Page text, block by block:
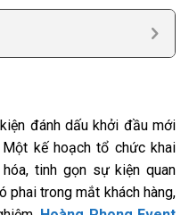
đánh dấu khởi đầu mới
kế hoạch tổ chức khai
tinh gọn sự kiện quan
phai trong mắt khách hàng,